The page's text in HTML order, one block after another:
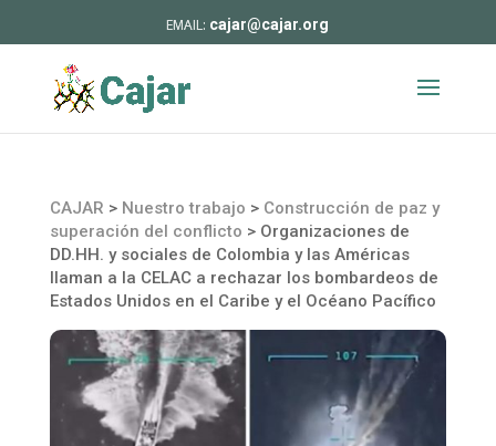
cajar@cajar.org
CAJAR > Nuestro trabajo > Construcción de paz y
superación del conflicto > Organizaciones de
DD.HH. y sociales de Colombia y las Américas
llaman a la CELAC a rechazar los bombardeos de
Estados Unidos en el Caribe y el Océano Pacífico